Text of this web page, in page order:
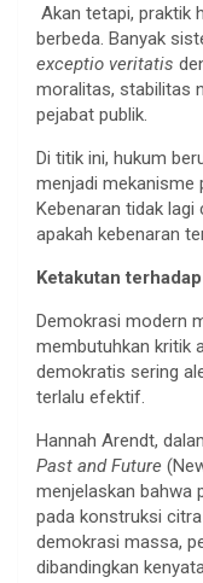
Akan tetapi, praktik
berbeda. Banyak
exceptio veritatis
moralitas, stabilitas
pejabat publik.
Di titik ini, hukum
menjadi mekanisme
Kebenaran tidak lagi
apakah kebenaran
Ketakutan
Demokrasi modern
membutuhkan kritik
demokratis sering
terlalu efektif.
Hannah Arendt,
Past and Future
menjelaskan bahwa
pada konstruksi
demokrasi massa,
dibandingkan